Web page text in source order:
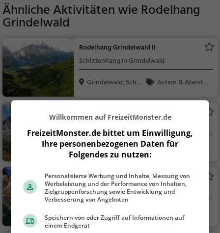
Ähnliche Aktivitäten wie Rodelhang
Grindelwald
Rodelhang Grindelwald II
Schlittenhang in Grindelwald
Grindelwald, Schw
Action & Abente
First Cliff Walk by Tissot
Grindelwald, Schw
eiz
Aussichtspunkt, F
amilie & Kinder, Natu
Bachalpsee
See in Grindelwald
eiz
Natur, See
Willkommen auf FreizeitMonster.de
FreizeitMonster.de bittet um Einwilligung,
Ihre personenbezogenen Daten für
Folgendes zu nutzen:
Personalisierte Werbung und Inhalte, Messung von
Werbeleistung und der Performance von Inhalten,
Zielgruppenforschung sowie Entwicklung und
Verbesserung von Angeboten
Speichern von oder Zugriff auf Informationen auf
einem Endgerät